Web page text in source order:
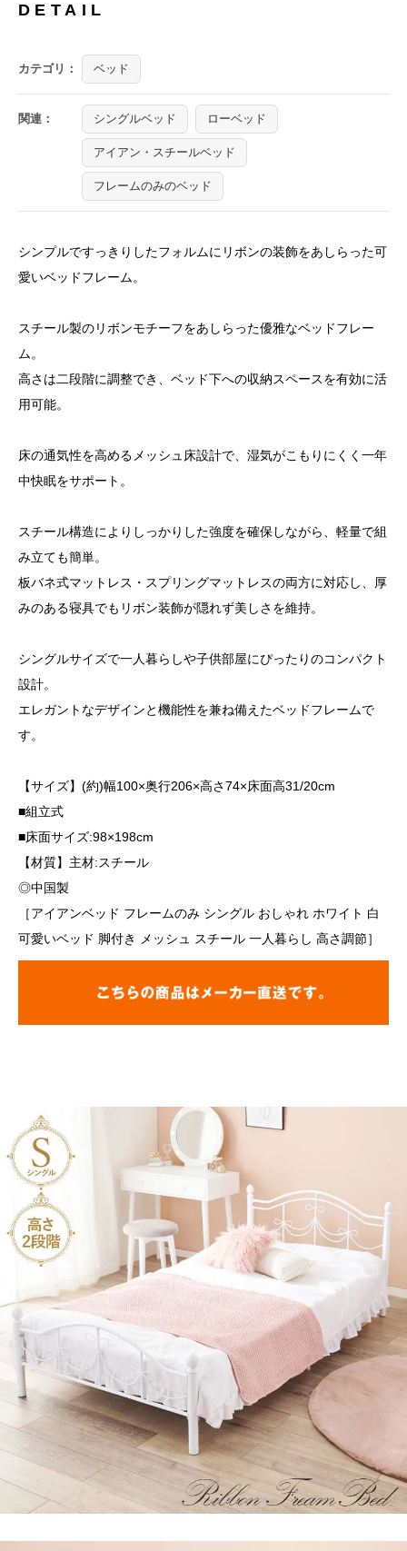
DETAIL
カテゴリ： ベッド
関連： シングルベッド ローベッド
アイアン・スチールベッド
フレームのみのベッド
シンプルですっきりしたフォルムにリボンの装飾をあしらった可
愛いベッドフレーム。
スチール製のリボンモチーフをあしらった優雅なベッドフレー
ム。
高さは二段階に調整でき、ベッド下への収納スペースを有効に活
用可能。
床の通気性を高めるメッシュ床設計で、湿気がこもりにくく一年
中快眠をサポート。
スチール構造によりしっかりした強度を確保しながら、軽量で組
み立ても簡単。
板バネ式マットレス・スプリングマットレスの両方に対応し、厚
みのある寝具でもリボン装飾が隠れず美しさを維持。
シングルサイズで一人暮らしや子供部屋にぴったりのコンパクト
設計。
エレガントなデザインと機能性を兼ね備えたベッドフレームで
す。
【サイズ】(約)幅100×奥行206×高さ74×床面高31/20cm
■組立式
■床面サイズ:98×198cm
【材質】主材:スチール
◎中国製
［アイアンベッド フレームのみ シングル おしゃれ ホワイト 白
可愛いベッド 脚付き メッシュ スチール 一人暮らし 高さ調節］